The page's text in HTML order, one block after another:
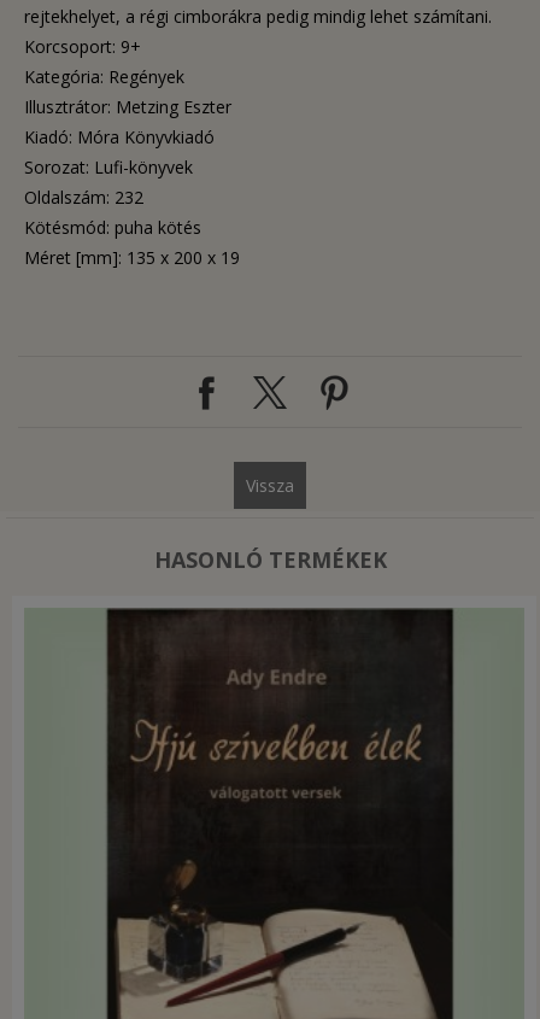
rejtekhelyet, a régi cimborákra pedig mindig lehet számítani.
Korcsoport: 9+
Kategória: Regények
Illusztrátor: Metzing Eszter
Kiadó: Móra Könyvkiadó
Sorozat: Lufi-könyvek
Oldalszám: 232
Kötésmód: puha kötés
Méret [mm]: 135 x 200 x 19
Vissza
HASONLÓ TERMÉKEK